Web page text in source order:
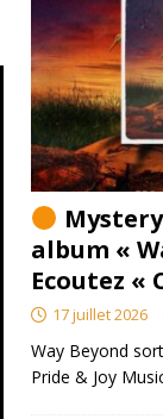
album «
Ecoutez «
17 juillet 2026
Way Beyond
Pride & Joy